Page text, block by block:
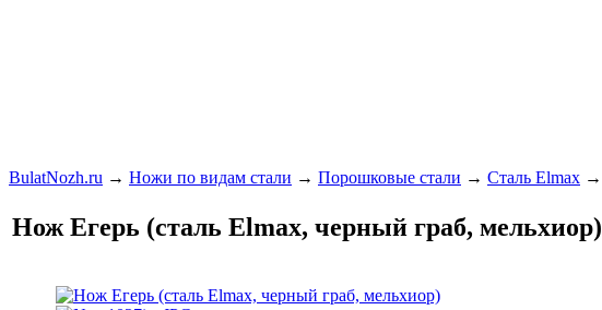
BulatNozh.ru → Ножи по видам стали → Порошковые стали → Сталь Elmax →
Нож Егерь (сталь Elmax, черный граб, мельхиор)